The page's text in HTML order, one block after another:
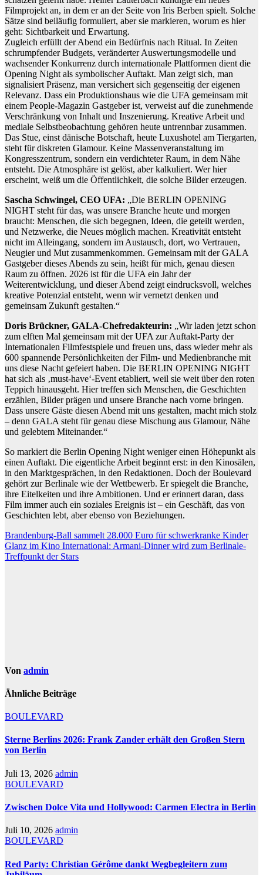
Filmprojekt an, in dem er an der Seite von Iris Berben spielt. Solche
Sätze sind beiläufig formuliert, aber sie markieren, worum es hier
geht: Sichtbarkeit und Erwartung.
Zugleich erfüllt der Abend ein Bedürfnis nach Ritual. In Zeiten
schrumpfender Budgets, veränderter Auswertungsmodelle und
wachsender Konkurrenz durch internationale Plattformen dient die
Opening Night als symbolischer Auftakt. Man zeigt sich, man
signalisiert Präsenz, man versichert sich gegenseitig der eigenen
Relevanz. Dass ein Produktionshaus wie die UFA gemeinsam mit
einem People-Magazin Gastgeber ist, verweist auf die zunehmende
Verschränkung von Inhalt und Inszenierung. Kreative Arbeit und
mediale Selbstbeobachtung gehören heute untrennbar zusammen.
Das Stue, einst dänische Botschaft, heute Luxushotel am Tiergarten,
steht für diskreten Glamour. Keine Massenveranstaltung im
Kongresszentrum, sondern ein verdichteter Raum, in dem Nähe
entsteht. Die Atmosphäre ist gelöst, aber kalkuliert. Wer hier
erscheint, weiß um die Öffentlichkeit, die solche Bilder erzeugen.
Sascha Schwingel, CEO UFA: „Die BERLIN OPENING
NIGHT steht für das, was unsere Branche heute und morgen
braucht: Menschen, die sich begegnen, Ideen, die geteilt werden,
und Netzwerke, die Neues möglich machen. Kreativität entsteht
nicht im Alleingang, sondern im Austausch, dort, wo Vertrauen,
Neugier und Mut zusammenkommen. Gemeinsam mit der GALA
Gastgeber dieses Abends zu sein, heißt für mich, genau diesen
Raum zu öffnen. 2026 ist für die UFA ein Jahr der
Weiterentwicklung, und dieser Abend zeigt eindrucksvoll, welches
kreative Potenzial entsteht, wenn wir vernetzt denken und
gemeinsam Zukunft gestalten.“
Doris Brückner, GALA-Chefredakteurin: „Wir laden jetzt schon
zum elften Mal gemeinsam mit der UFA zur Auftakt-Party der
Internationalen Filmfestspiele und freuen uns, dass wieder mehr als
600 spannende Persönlichkeiten der Film- und Medienbranche mit
uns diese Nacht gefeiert haben. Die BERLIN OPENING NIGHT
hat sich als ‚must-have‘-Event etabliert, weil sie weit über den roten
Teppich hinausgeht. Hier treffen sich Menschen, die Geschichten
erzählen, Bilder prägen und unsere Branche nach vorne bringen.
Dass unsere Gäste diesen Abend mit uns gestalten, macht mich stolz
– denn GALA steht für genau diese Mischung aus Glamour, Nähe
und gelebtem Miteinander.“
So markiert die Berlin Opening Night weniger einen Höhepunkt als
einen Auftakt. Die eigentliche Arbeit beginnt erst: in den Kinosälen,
in den Marktgesprächen, in den Redaktionen. Doch der Boulevard
gehört zur Berlinale wie der Wettbewerb. Er spiegelt die Branche,
ihre Eitelkeiten und ihre Ambitionen. Und er erinnert daran, dass
Film immer auch ein soziales Ereignis ist – ein Geschäft, das von
Geschichten lebt, aber ebenso von Beziehungen.
Beitragsnavigation
Brandenburg-Ball sammelt 28.000 Euro für schwerkranke Kinder
Glanz im Kino International: Armani-Dinner wird zum Berlinale-
Treffpunkt der Stars
Von admin
Ähnliche Beiträge
BOULEVARD
Sterne Berlins 2026: Frank Zander erhält den Großen Stern
von Berlin
Juli 13, 2026 admin
BOULEVARD
Zwischen Dolce Vita und Hollywood: Carmen Electra in Berlin
Juli 10, 2026 admin
BOULEVARD
Red Party: Christian Gérôme dankt Wegbegleitern zum